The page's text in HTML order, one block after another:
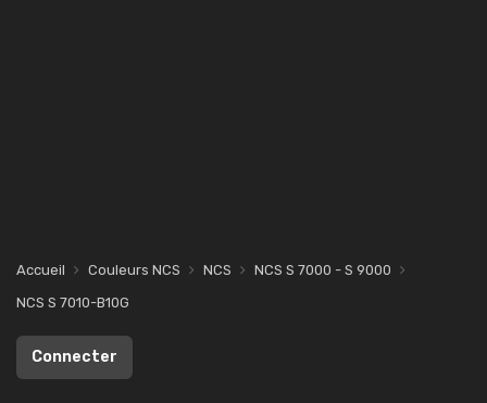
Accueil Couleurs NCS NCS
NCS S 7000 - S 9000
NCS S 7010-B10G
Connecter